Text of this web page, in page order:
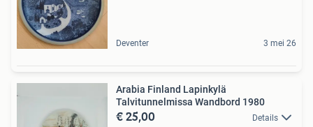
Deventer 3 mei 26
Arabia Finland Lapinkylä
Talvitunnelmissa Wandbord 1980
€ 25,00 Details